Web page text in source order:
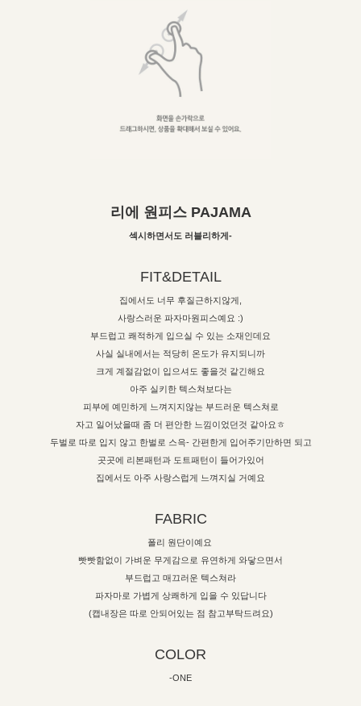
리에 원피스 PAJAMA
섹시하면서도 러블리하게-
FIT&DETAIL
집에서도 너무 후질근하지않게,
사랑스러운 파자마원피스예요 :)
부드럽고 쾌적하게 입으실 수 있는 소재인데요
사실 실내에서는 적당히 온도가 유지되니까
크게 계절감없이 입으셔도 좋을것 같긴해요
아주 실키한 텍스쳐보다는
피부에 예민하게 느껴지지않는 부드러운 텍스쳐로
자고 일어났을때 좀 더 편안한 느낌이었던것 같아요ㅎ
두벌로 따로 입지 않고 한벌로 스윽- 간편한게 입어주기만하면 되고
곳곳에 리본패턴과 도트패턴이 들어가있어
집에서도 아주 사랑스럽게 느껴지실 거예요
FABRIC
폴리 원단이예요
빳빳함없이 가벼운 무게감으로 유연하게 와닿으면서
부드럽고 매끄러운 텍스쳐라
파자마로 가볍게 상쾌하게 입을 수 있답니다
(캡내장은 따로 안되어있는 점 참고부탁드려요)
COLOR
-ONE